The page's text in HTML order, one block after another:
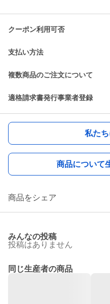
クーポン利用可否
支払い方法
複数商品のご注文について
適格請求書発行事業者登録
私た
商品について
商品をシェア
みんなの投稿
投稿はありません
同じ生産者の商品